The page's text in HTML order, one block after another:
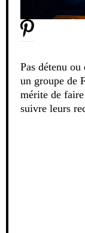
Pas détenu
un groupe de
mérite de
suivre leurs